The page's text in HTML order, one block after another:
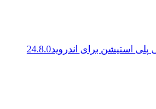
پلی استیشن برای اندروید24.8.0